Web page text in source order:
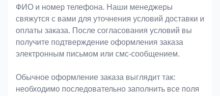
ФИО и номер телефона. Наши менеджеры
свяжутся с вами для уточнения условий доставки и
оплаты заказа. После согласования условий вы
получите подтверждение оформления заказа
электронным письмом или смс-сообщением.
Обычное оформление заказа выглядит так:
необходимо последовательно заполнить все поля